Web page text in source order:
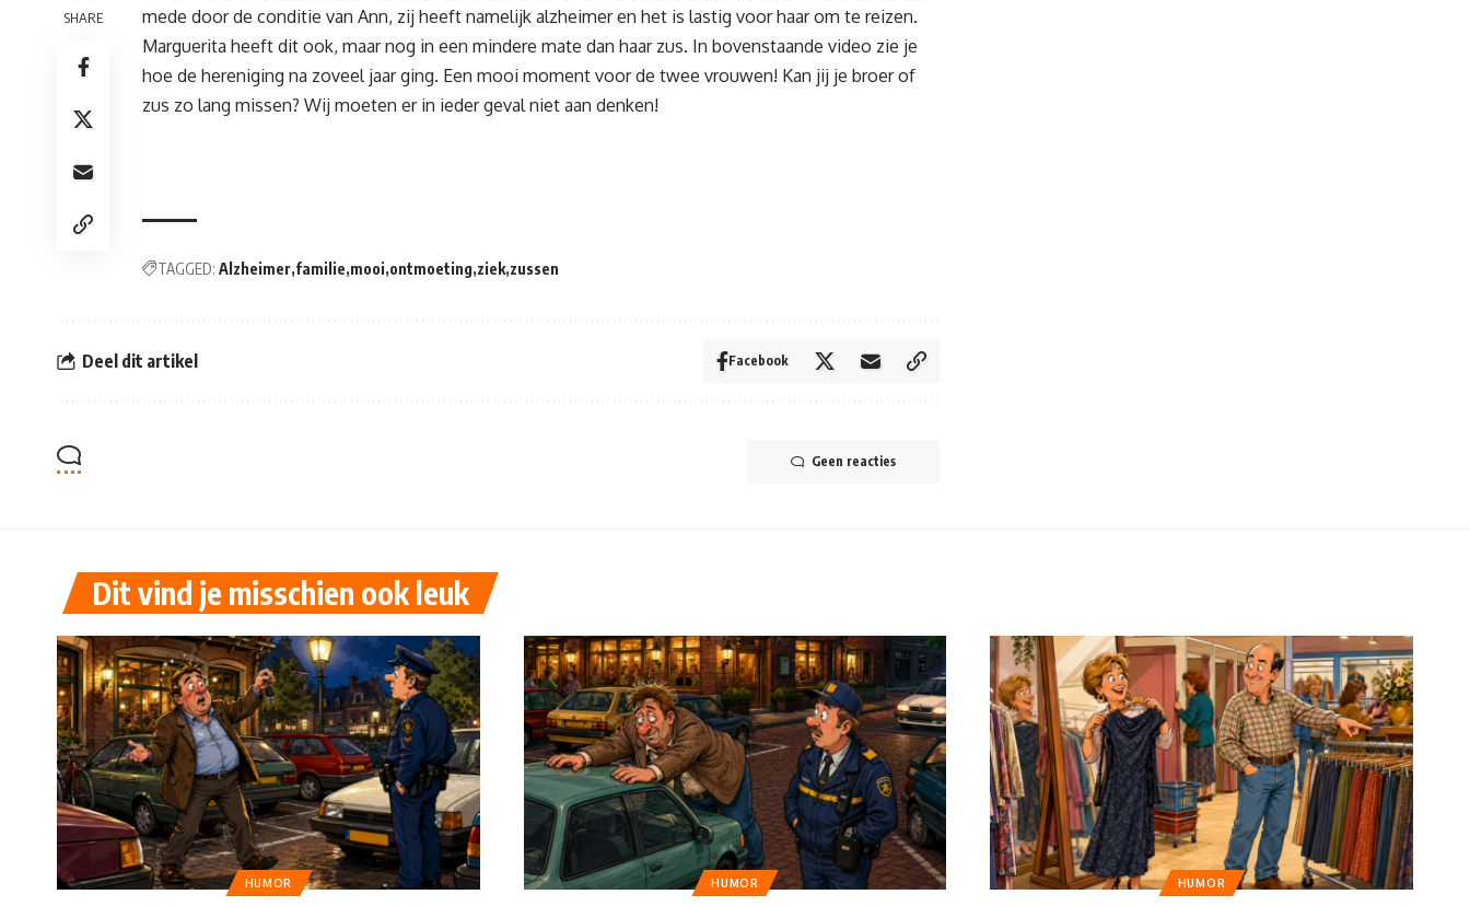
SHARE
mede door de conditie van Ann, zij heeft namelijk alzheimer en het is lastig voor haar om te reizen.
Marguerita heeft dit ook, maar nog in een mindere mate dan haar zus. In bovenstaande video zie je
hoe de hereniging na zoveel jaar ging. Een mooi moment voor de twee vrouwen! Kan jij je broer of
zus zo lang missen? Wij moeten er in ieder geval niet aan denken!
TAGGED: Alzheimer familie mooi ontmoeting ziek zussen
Deel dit artikel Facebook
Geen reacties
Dit vind je misschien ook leuk
HUMOR HUMOR HUMOR